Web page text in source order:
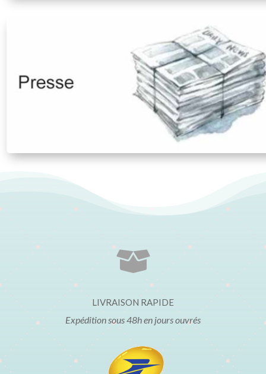

LIVRAISON RAPIDE
Expédition sous 48h en jours ouvrés